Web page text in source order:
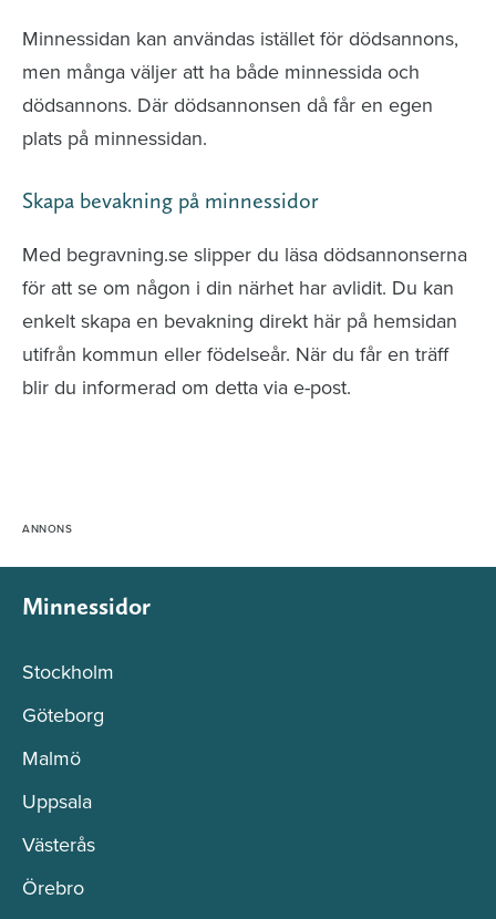
Minnessidan kan användas istället för dödsannons,
men många väljer att ha både minnessida och
dödsannons. Där dödsannonsen då får en egen
plats på minnessidan.
Skapa bevakning på minnessidor
Med begravning.se slipper du läsa dödsannonserna
för att se om någon i din närhet har avlidit. Du kan
enkelt skapa en bevakning direkt här på hemsidan
utifrån kommun eller födelseår. När du får en träff
blir du informerad om detta via e-post.
Minnessidor
Stockholm
Göteborg
Malmö
Uppsala
Västerås
Örebro